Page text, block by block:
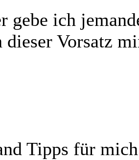
gebe ich
dieser Vorsatz
Tipps für